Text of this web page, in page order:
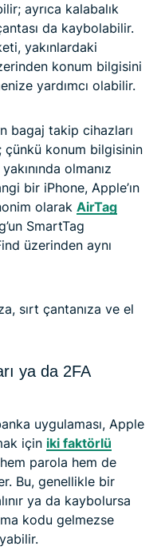
ayrıca kalabalık
da kaybolabilir.
yakınlardaki
konum bilgisini
yardımcı olabilir.
bagaj takip cihazları
çünkü konum bilgisinin
olmanız
bir iPhone, Apple’ın
olarak AirTag
SmartTag
üzerinden aynı
sırt çantanıza ve el
ya da 2FA
uygulaması, Apple
için iki faktörlü
parola hem de
Bu, genellikle bir
ya da kaybolursa
kodu gelmezse